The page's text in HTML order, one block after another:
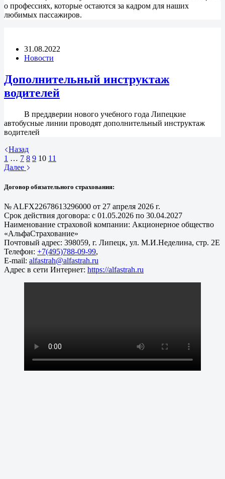
о профессиях, которые остаются за кадром для наших
любимых пассажиров.
31.08.2022
Новости
Дополнительный инструктаж
водителей
В преддверии нового учебного года Липецкие
автобусные линии проводят дополнительный инструктаж
водителей
Назад
1 … 7 8 9 10 11
Далее
Договор обязательного страхования:
№ ALFX22678613296000 от 27 апреля 2026 г.
Срок действия договора: с 01.05.2026 по 30.04.2027
Наименование страховой компании: Акционерное общество
«АльфаСтрахование»
Почтовый адрес: 398059, г. Липецк, ул. М.И.Неделина, стр. 2Е
Телефон: +7(495)788-09-99,
E-mail: alfastrah@alfastrah.ru
Адрес в сети Интернет: https://alfastrah.ru